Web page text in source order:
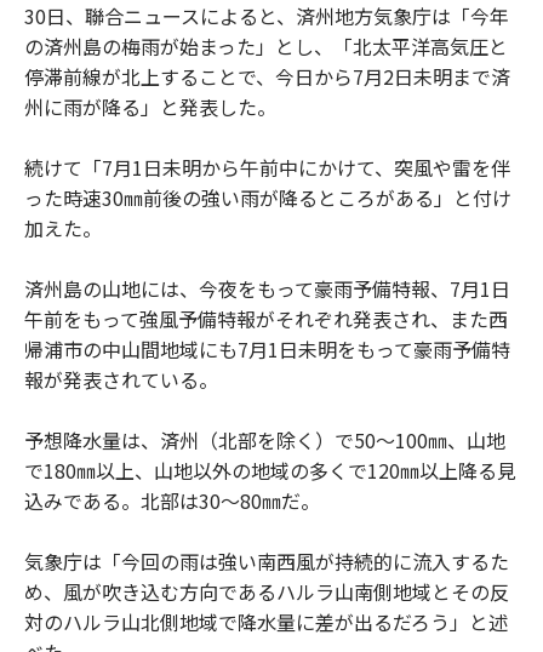
30日、聯合ニュースによると、済州地方気象庁は「今年
の済州島の梅雨が始まった」とし、「北太平洋高気圧と
停滞前線が北上することで、今日から7月2日未明まで済
州に雨が降る」と発表した。
続けて「7月1日未明から午前中にかけて、突風や雷を伴
った時速30㎜前後の強い雨が降るところがある」と付け
加えた。
済州島の山地には、今夜をもって豪雨予備特報、7月1日
午前をもって強風予備特報がそれぞれ発表され、また西
帰浦市の中山間地域にも7月1日未明をもって豪雨予備特
報が発表されている。
予想降水量は、済州（北部を除く）で50～100㎜、山地
で180㎜以上、山地以外の地域の多くで120㎜以上降る見
込みである。北部は30～80㎜だ。
気象庁は「今回の雨は強い南西風が持続的に流入するた
め、風が吹き込む方向であるハルラ山南側地域とその反
対のハルラ山北側地域で降水量に差が出るだろう」と述